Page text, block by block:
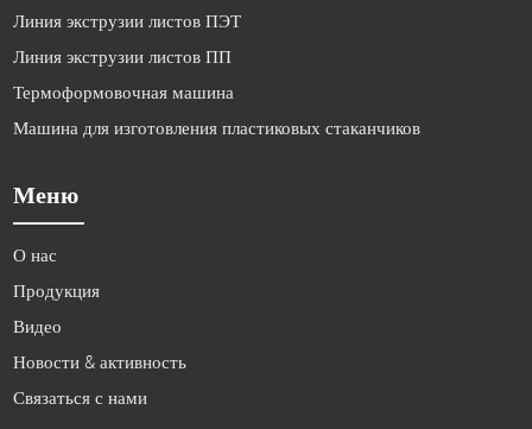
Линия экструзии листов ПЭТ
Линия экструзии листов ПП
Термоформовочная машина
Машина для изготовления пластиковых стаканчиков
Меню
О нас
Продукция
Видео
Новости & активность
Связаться с нами